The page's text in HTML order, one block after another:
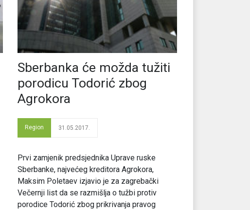
Sberbanka će možda tužiti
porodicu Todorić zbog
Agrokora
Region 31.05.2017.
Prvi zamjenik predsjednika Uprave ruske
Sberbanke, najvećeg kreditora Agrokora,
Maksim Poletaev izjavio je za zagrebački
Večernji list da se razmišlja o tužbi protiv
porodice Todorić zbog prikrivanja pravog